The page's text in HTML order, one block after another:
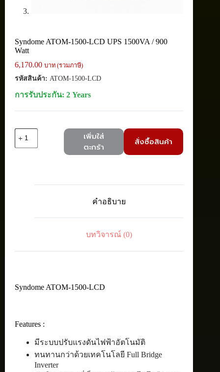
Syndome ATOM-1500-LCD UPS 1500VA / 900
Watt
6,170.00 บาท (รวมภาษี)
รหัสสินค้า: ATOM-1500-LCD
การรับประกัน: 2 Years
จำนวน
1500VA
เพิ่มใส่
ตะกร้า
สั่งซื้อสินค้า
คำอธิบาย
บทวิจารณ์ (0)
Syndome ATOM-1500-LCD
Features :
มีระบบปรับแรงดันไฟฟ้าอัตโนมัติ
ทนทานกว่าด้วยเทคโนโลยี Full Bridge
Inverter